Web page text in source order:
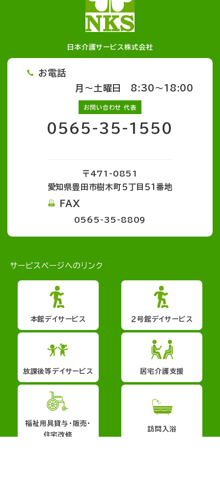
日本介護サービス株式会社
お電話
月～土曜日 8:30～18:00
お問い合わせ 代表
0565-35-1550
〒471-0851
愛知県豊田市樹木町５丁目５１番地
FAX
0565-35-8809
サービスページへのリンク
本館デイサービス ２号館デイサービス
放課後等デイサービス 居宅介護支援
福祉用具貸与・販売・
住宅改修
訪問入浴